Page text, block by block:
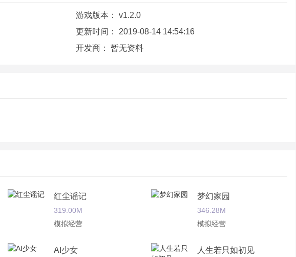
游戏版本： v1.2.0
更新时间： 2019-08-14 14:54:16
开发商： 暂无资料
红尘谣记
319.00M
模拟经营
梦幻家园
346.28M
模拟经营
AI少女 人生若只如初见